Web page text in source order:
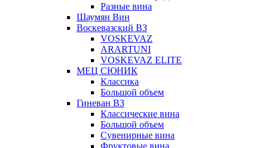
Разные вина
Шаумян Вин
Воскевазский ВЗ
VOSKEVAZ
ARARTUNI
VOSKEVAZ ELITE
МЕЦ СЮНИК
Классика
Большой объем
Гиневан ВЗ
Классические вина
Большой объем
Сувенирные вина
Фруктовые вина